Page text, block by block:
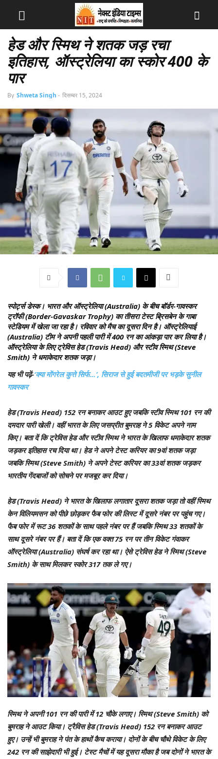
हेड और स्मिथ ने शतक जड़ रचा
इतिहास, ऑस्ट्रेलिया का स्कोर 400 के
पार
By Shweta Singh - दिसम्बर 15, 2024
स्पोर्ट्स डेस्क। भारत और ऑस्ट्रेलिया (Australia) के बीच बॉर्डर-गावस्कर
ट्रॉफी (Border-Gavaskar Trophy) का तीसरा टेस्ट ब्रिसबेन के गाबा
स्टेडियम में खेला जा रहा है। रविवार को मैच का दूसरा दिन है। ऑस्ट्रेलियाई
(Australia) टीम ने अपनी पहली पारी में 400 रन का आंकड़ा पार कर लिया है।
ऑस्ट्रेलिया के लिए ट्रेविस हेड (Travis Head) और स्टीव स्मिथ (Steve
Smith) ने धमाकेदार शतक जड़ा।
यह भी पढ़ें-‘क्या मोंगरेल कुत्ते सिर्फ…’, सिराज से हुई बदतमीजी पर भड़के सुनील
गावस्कर
हेड (Travis Head) 152 रन बनाकर आउट हुए जबकि स्टीव स्मिथ 101 रन की
दमदार पारी खेली। वहीं भारत के लिए जसप्रीत बुमराह ने 5 विकेट अपने नाम
किए। बता दें कि ट्रेविस हेड और स्टीव स्मिथ ने भारत के खिलाफ धमाकेदार शतक
जड़कर इतिहास रच दिया था। हेड ने अपने टेस्ट करियर का 9वां शतक जड़ा
जबकि स्मिथ (Steve Smith) ने अपने टेस्ट करियर का 33वां शतक जड़कर
भारतीय गेंदबाजों को सोचने पर मजबूर कर दिया।
हेड (Travis Head) ने भारत के खिलाफ लगातार दूसरा शतक जड़ा तो वहीं स्मिथ
केन विलियमसन को पीछे छोड़कर फैब फोर की लिस्ट में दूसरे नंबर पर पहुंच गए।
फैब फोर में रूट 36 शतकों के साथ पहले नंबर पर हैं जबकि स्मिथ 33 शतकों के
साथ दूसरे नंबर पर हैं। बता दें कि एक वक्त 75 रन पर तीन विकेट गंवाकर
ऑस्ट्रेलिया (Australia) संघर्ष कर रहा था। ऐसे ट्रेविस हेड ने स्मिथ (Steve
Smith) के साथ मिलकर स्कोर 317 तक ले गए।
स्मिथ ने अपनी 101 रन की पारी में 12 चौके लगाए। स्मिथ (Steve Smith) को
बुमराह ने आउट किया। ट्रैविस हेड (Travis Head) 152 रन बनाकर आउट
हुए। उन्हें भी बुमराह ने पंत के हाथों कैच कराया। दोनों के बीच चौथे विकेट के लिए
242 रन की साझेदारी भी हुई। टेस्ट मैचों में यह दूसरा मौका है जब दोनों ने भारत के